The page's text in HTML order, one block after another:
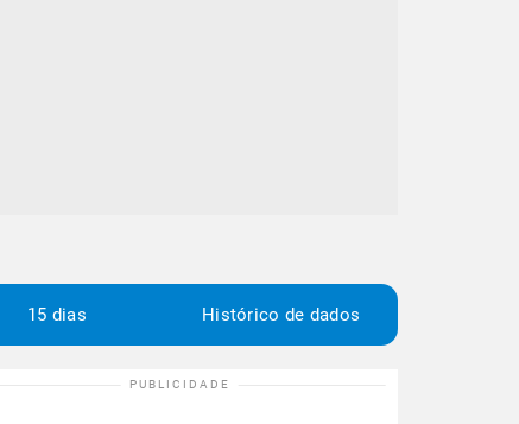
15 dias Histórico de dados